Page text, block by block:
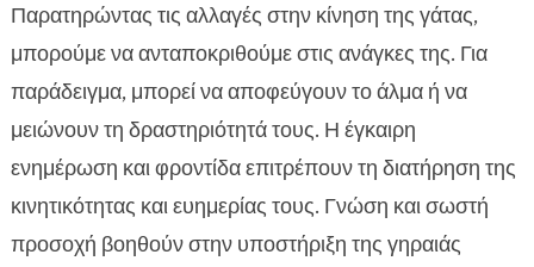
Παρατηρώντας τις αλλαγές στην κίνηση της γάτας,
μπορούμε να ανταποκριθούμε στις ανάγκες της. Για
παράδειγμα, μπορεί να αποφεύγουν το άλμα ή να
μειώνουν τη δραστηριότητά τους. Η έγκαιρη
ενημέρωση και φροντίδα επιτρέπουν τη διατήρηση της
κινητικότητας και ευημερίας τους. Γνώση και σωστή
προσοχή βοηθούν στην υποστήριξη της γηραιάς